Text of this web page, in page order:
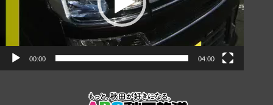
00:00 04:00